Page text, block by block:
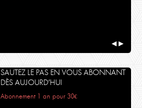
◀ ▶
SAUTEZ LE PAS EN VOUS ABONNANT
DÈS AUJOURD’HUI
Abonnement 1 an pour 30€